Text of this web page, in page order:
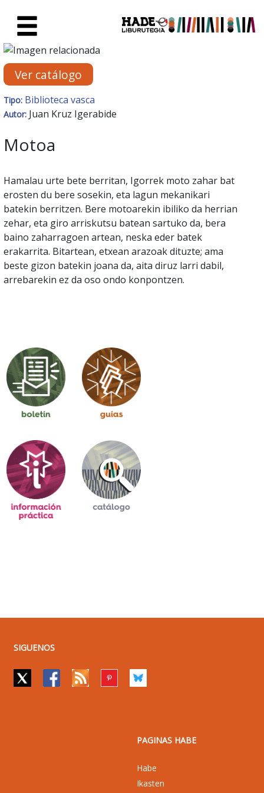
Ficha de Novedades -
Ver catálogo
Tipo: Biblioteca vasca
Autor: Juan Kruz Igerabide
Motoa
Hamalau urte bete berritan, Igorrek moto zahar bat
erosten du bere sosekin, eta lagun mekanikari
batekin berritzen. Bere motoarekin ibiliko da herrian
zehar, eta giro arriskutsu batean sartuko da, bera
baino zaharragoen artean, neska eder batek
erakarrita. Bitartean, etxean arazoak dituzte; ama
beste gizon batekin joana da, aita diruz larri dabil,
arrebarekin ez da oso ondo konpontzen.
SIGUENOS
PAGINAS HABE
Habe
Ikasten